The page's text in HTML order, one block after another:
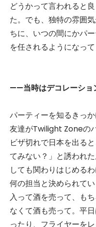
どうかって言われると
た。でも、独特の雰囲
ちに、いつの間にかパ
を任されるようになって
——当時はデコレーショ
パーティーを知るきっ
友達がTwilight Zoneの
ビザ切れで日本を出る
てみない？」と誘われ
しても関わりはじめる
何の担当と決められて
入って酒を売って、も
なくて酒も売って。平
ったり、フライヤーを